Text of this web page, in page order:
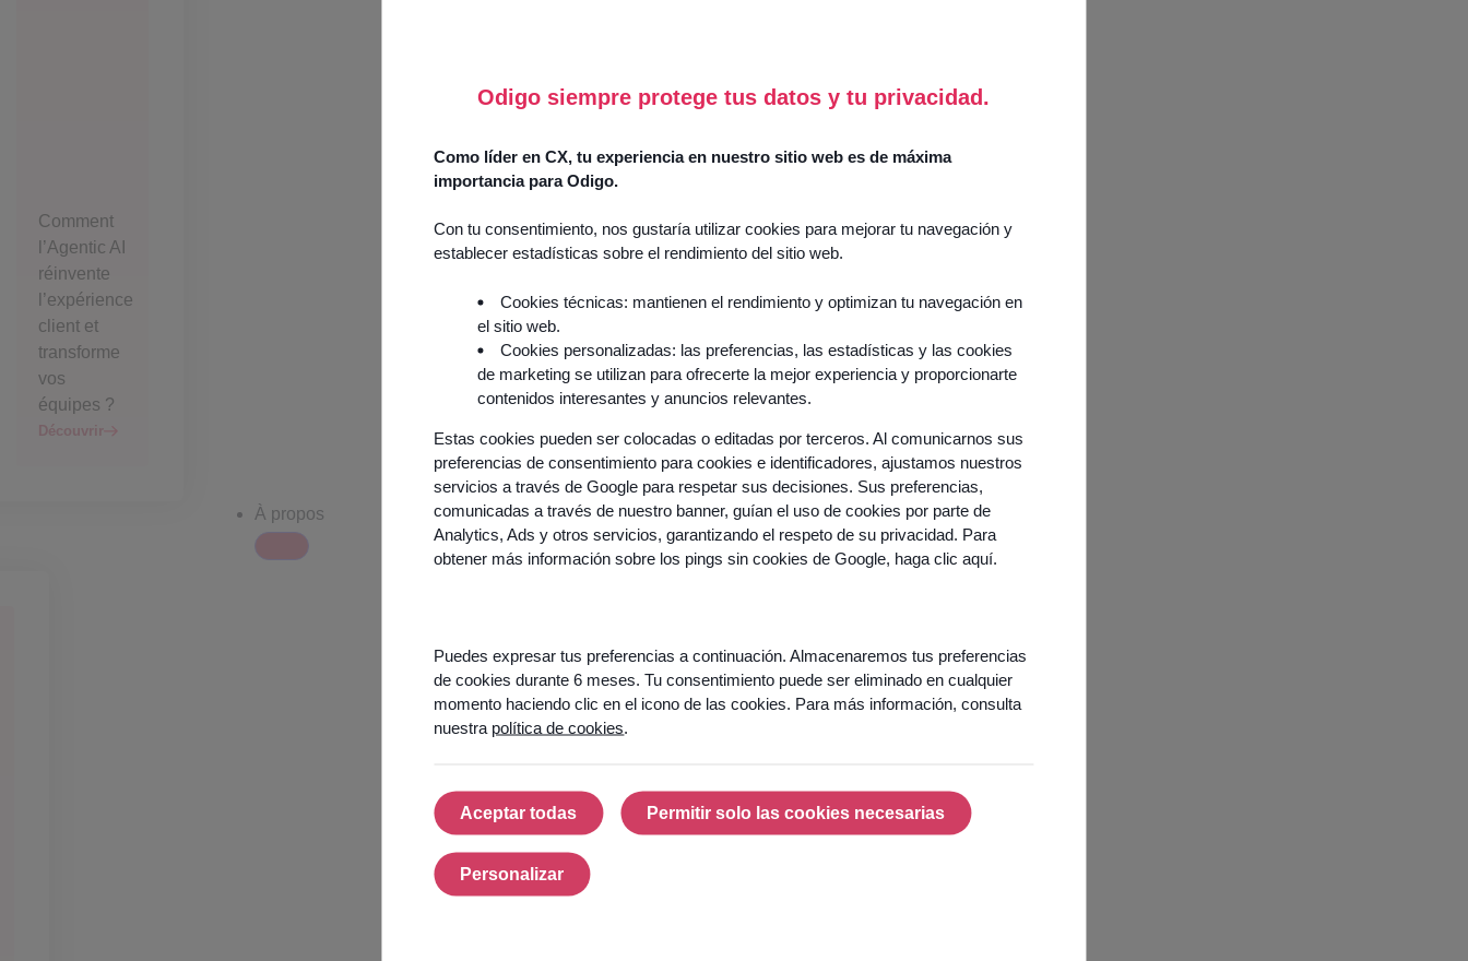
Odigo siempre protege tus datos y tu privacidad.
Como líder en CX, tu experiencia en nuestro sitio web es de máxima
importancia para Odigo.
Con tu consentimiento, nos gustaría utilizar cookies para mejorar tu navegación y
establecer estadísticas sobre el rendimiento del sitio web.
Cookies técnicas: mantienen el rendimiento y optimizan tu navegación en
el sitio web.
Cookies personalizadas: las preferencias, las estadísticas y las cookies
de marketing se utilizan para ofrecerte la mejor experiencia y proporcionarte
contenidos interesantes y anuncios relevantes.
Estas cookies pueden ser colocadas o editadas por terceros. Al comunicarnos sus
preferencias de consentimiento para cookies e identificadores, ajustamos nuestros
servicios a través de Google para respetar sus decisiones. Sus preferencias,
comunicadas a través de nuestro banner, guían el uso de cookies por parte de
Analytics, Ads y otros servicios, garantizando el respeto de su privacidad. Para
obtener más información sobre los pings sin cookies de Google, haga clic aquí
Puedes expresar tus preferencias a continuación. Almacenaremos tus preferencias
de cookies durante 6 meses. Tu consentimiento puede ser eliminado en cualquier
momento haciendo clic en el icono de las cookies. Para más información, consulta
nuestra política de cookies
Aceptar todas
Aceptar todas
Permitir solo las cookies necesarias
Permitir solo las cookies necesarias
Personalizar
Personalizar
Comment
l’Agentic AI
réinvente
l’expérience
client et
transforme
vos
équipes ?
Découvrir
À propos